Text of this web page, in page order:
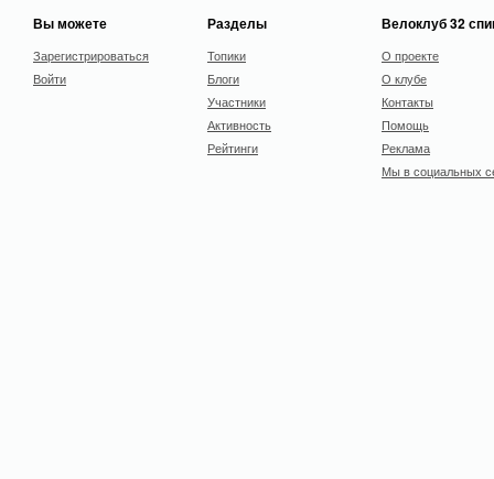
Вы можете
Зарегистрироваться
Войти
Разделы
Топики
Блоги
Участники
Активность
Рейтинги
Велоклуб 32
О проекте
О клубе
Контакты
Помощь
Реклама
Мы в социальных